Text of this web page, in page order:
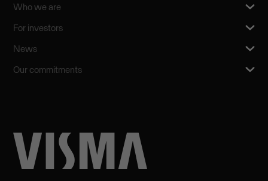
Who we are
For investors
News
Our commitments